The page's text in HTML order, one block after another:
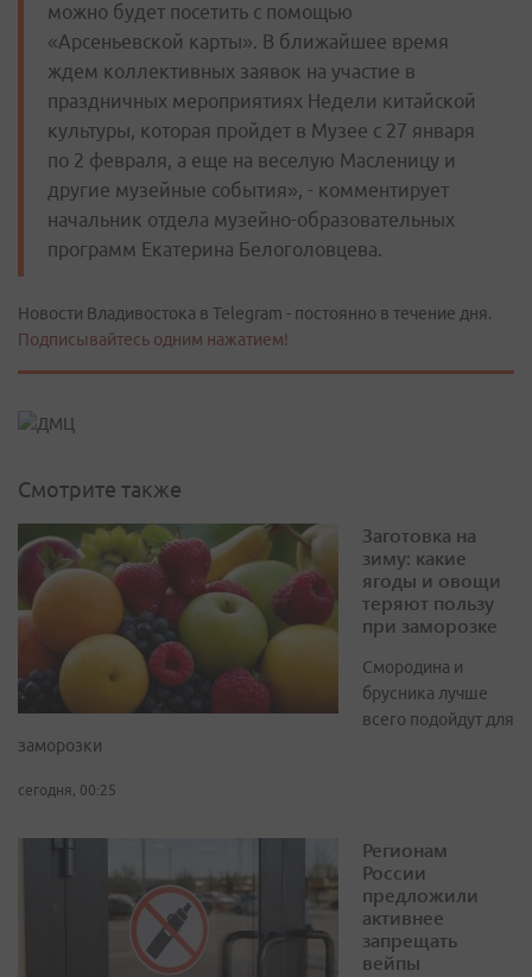
можно будет посетить с помощью
«Арсеньевской карты». В ближайшее время
ждем коллективных заявок на участие в
праздничных мероприятиях Недели китайской
культуры, которая пройдет в Музее с 27 января
по 2 февраля, а еще на веселую Масленицу и
другие музейные события», - комментирует
начальник отдела музейно-образовательных
программ Екатерина Белоголовцева.
Новости Владивостока в Telegram - постоянно в течение дня.
Подписывайтесь одним нажатием!
Смотрите также
Заготовка на
зиму: какие
ягоды и овощи
теряют пользу
при заморозке
Смородина и
брусника лучше
всего подойдут для
заморозки
сегодня, 00:25
Регионам
России
предложили
активнее
запрещать
вейпы